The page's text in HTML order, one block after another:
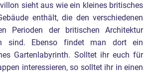
sieht aus wie ein kleines britisches
enthält, die den verschiedenen
Perioden der britischen Architektur
sind. Ebenso findet man dort ein
Gartenlabyrinth. Solltet ihr euch für
interessieren, so solltet ihr in einen